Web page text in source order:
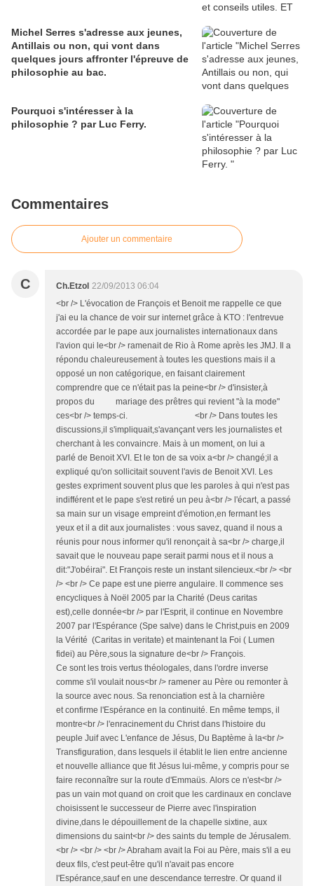
Michel Serres s'adresse aux jeunes,
Antillais ou non, qui vont dans
quelques jours affronter l'épreuve de
philosophie au bac.
Pourquoi s'intéresser à la
philosophie ? par Luc Ferry.
Commentaires
Ajouter un commentaire
C Ch.Etzol 22/09/2013 06:04
<br /> L'évocation de François et Benoit me rappelle ce que
j'ai eu la chance de voir sur internet grâce à KTO : l'entrevue
accordée par le pape aux journalistes internationaux dans
l'avion qui le<br /> ramenait de Rio à Rome après les JMJ. Il a
répondu chaleureusement à toutes les questions mais il a
opposé un non catégorique, en faisant clairement
comprendre que ce n'était pas la peine<br /> d'insister,à
propos du mariage des prêtres qui revient "à la mode"
ces<br /> temps-ci. <br /> Dans toutes les
discussions,il s'impliquait,s'avançant vers les journalistes et
cherchant à les convaincre. Mais à un moment, on lui a
parlé de Benoit XVI. Et le ton de sa voix a<br /> changé;il a
expliqué qu'on sollicitait souvent l'avis de Benoit XVI. Les
gestes expriment souvent plus que les paroles à qui n'est pas
indifférent et le pape s'est retiré un peu à<br /> l'écart, a passé
sa main sur un visage empreint d'émotion,en fermant les
yeux et il a dit aux journalistes : vous savez, quand il nous a
réunis pour nous informer qu'il renonçait à sa<br /> charge,il
savait que le nouveau pape serait parmi nous et il nous a
dit:"J'obéirai". Et François reste un instant silencieux.<br /> <br
/> <br /> Ce pape est une pierre angulaire. Il commence ses
encycliques à Noël 2005 par la Charité (Deus caritas
est),celle donnée<br /> par l'Esprit, il continue en Novembre
2007 par l'Espérance (Spe salve) dans le Christ,puis en 2009
la Vérité (Caritas in veritate) et maintenant la Foi ( Lumen
fidei) au Père,sous la signature de<br /> François.
Ce sont les trois vertus théologales, dans l'ordre inverse
comme s'il voulait nous<br /> ramener au Père ou remonter à
la source avec nous. Sa renonciation est à la charnière
et confirme l'Espérance en la continuité. En même temps, il
montre<br /> l'enracinement du Christ dans l'histoire du
peuple Juif avec L'enfance de Jésus, Du Baptème à la<br />
Transfiguration, dans lesquels il établit le lien entre ancienne
et nouvelle alliance que fit Jésus lui-même, y compris pour se
faire reconnaître sur la route d'Emmaüs. Alors ce n'est<br />
pas un vain mot quand on croit que les cardinaux en conclave
choisissent le successeur de Pierre avec l'inspiration
divine,dans le dépouillement de la chapelle sixtine, aux
dimensions du saint<br /> des saints du temple de Jérusalem.
<br /> <br /> <br /> Abraham avait la Foi au Père, mais s'il a eu
deux fils, c'est peut-être qu'il n'avait pas encore
l'Espérance,sauf en une descendance terrestre. Or quand il